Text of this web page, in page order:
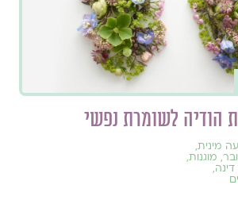
הודיה לשומרת נפשי
מינית,
, מוגנות,
,